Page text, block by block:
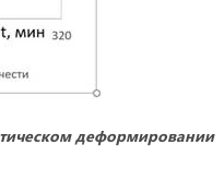
деформировании